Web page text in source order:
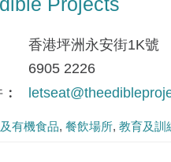
香港坪洲永安街1K號
6905 2226
有機食品 餐飲場所 教育及訓